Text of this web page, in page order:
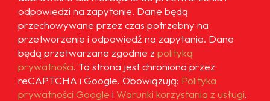
odpowiedzi na zapytanie. Dane będą
przechowywane przez czas potrzebny na
przetworzenie i odpowiedź na zapytanie. Dane
będą przetwarzane zgodnie z polityką
prywatności. Ta strona jest chroniona przez
reCAPTCHA i Google. Obowiązują: Polityka
prywatności Google i Warunki korzystania z usługi.